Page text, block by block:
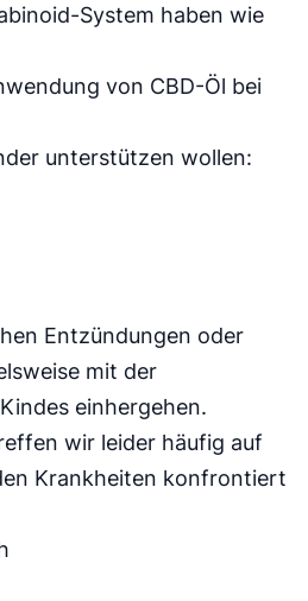
System haben wie
von CBD-Öl bei
unterstützen wollen:
Entzündungen oder
mit der
einhergehen.
wir leider häufig auf
Krankheiten konfrontiert